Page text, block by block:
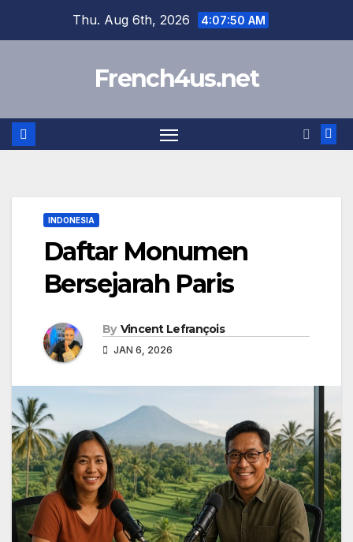
Thu. Aug 6th, 2026 4:07:51 AM
French4us.net
INDONESIA
Daftar Monumen
Bersejarah Paris
By Vincent Lefrançois
JAN 6, 2026